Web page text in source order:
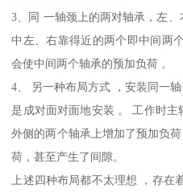
3、同 一轴颈上的两对轴承，左
中左、右靠得近的两个即中间两
会使中间两个轴承的预加负荷 。
4、 另一种布局方式 ，安装同一
是成对面对面地安装 。 工作时
外侧的两个轴承上增加了预加负
荷，甚至产生了间隙。
上述四种布局都不太理想 ，存在